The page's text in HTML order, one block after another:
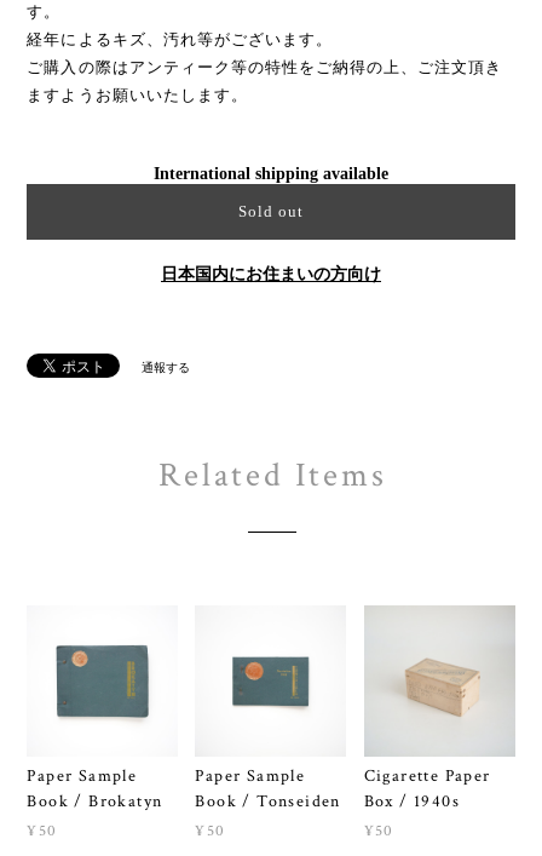
す。
経年によるキズ、汚れ等がございます。
ご購入の際はアンティーク等の特性をご納得の上、ご注文頂き
ますようお願いいたします。
International shipping available
Sold out
日本国内にお住まいの方向け
通報する
Related Items
Paper Sample
Book / Brokatyn
¥50
Paper Sample
Book / Tonseiden
¥50
Cigarette Paper
Box / 1940s
¥50